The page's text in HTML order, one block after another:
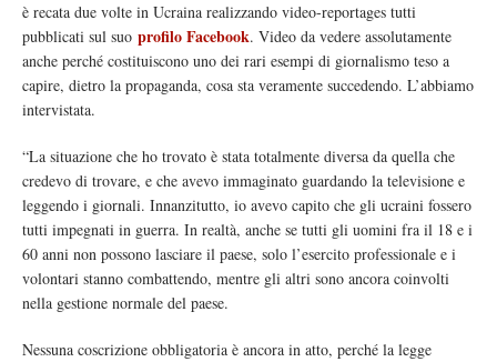
è recata due volte in Ucraina realizzando video-reportages tutti
pubblicati sul suo profilo Facebook. Video da vedere assolutamente
anche perché costituiscono uno dei rari esempi di giornalismo teso a
capire, dietro la propaganda, cosa sta veramente succedendo. L’abbiamo
intervistata.
“La situazione che ho trovato è stata totalmente diversa da quella che
credevo di trovare, e che avevo immaginato guardando la televisione e
leggendo i giornali. Innanzitutto, io avevo capito che gli ucraini fossero
tutti impegnati in guerra. In realtà, anche se tutti gli uomini fra il 18 e i
60 anni non possono lasciare il paese, solo l’esercito professionale e i
volontari stanno combattendo, mentre gli altri sono ancora coinvolti
nella gestione normale del paese.
Nessuna coscrizione obbligatoria è ancora in atto, perché la legge